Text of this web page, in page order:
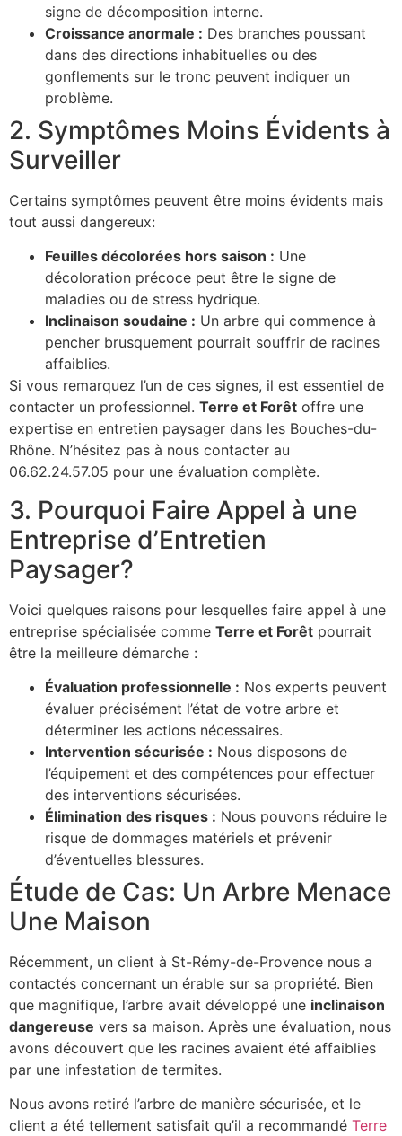
signe de décomposition interne.
Croissance anormale : Des branches poussant
dans des directions inhabituelles ou des
gonflements sur le tronc peuvent indiquer un
problème.
2. Symptômes Moins Évidents à
Surveiller
Certains symptômes peuvent être moins évidents mais
tout aussi dangereux:
Feuilles décolorées hors saison : Une
décoloration précoce peut être le signe de
maladies ou de stress hydrique.
Inclinaison soudaine : Un arbre qui commence à
pencher brusquement pourrait souffrir de racines
affaiblies.
Si vous remarquez l’un de ces signes, il est essentiel de
contacter un professionnel. Terre et Forêt offre une
expertise en entretien paysager dans les Bouches-du-
Rhône. N’hésitez pas à nous contacter au
06.62.24.57.05 pour une évaluation complète.
3. Pourquoi Faire Appel à une
Entreprise d’Entretien
Paysager?
Voici quelques raisons pour lesquelles faire appel à une
entreprise spécialisée comme Terre et Forêt pourrait
être la meilleure démarche :
Évaluation professionnelle : Nos experts peuvent
évaluer précisément l’état de votre arbre et
déterminer les actions nécessaires.
Intervention sécurisée : Nous disposons de
l’équipement et des compétences pour effectuer
des interventions sécurisées.
Élimination des risques : Nous pouvons réduire le
risque de dommages matériels et prévenir
d’éventuelles blessures.
Étude de Cas: Un Arbre Menace
Une Maison
Récemment, un client à St-Rémy-de-Provence nous a
contactés concernant un érable sur sa propriété. Bien
que magnifique, l’arbre avait développé une inclinaison
dangereuse vers sa maison. Après une évaluation, nous
avons découvert que les racines avaient été affaiblies
par une infestation de termites.
Nous avons retiré l’arbre de manière sécurisée, et le
client a été tellement satisfait qu’il a recommandé Terre